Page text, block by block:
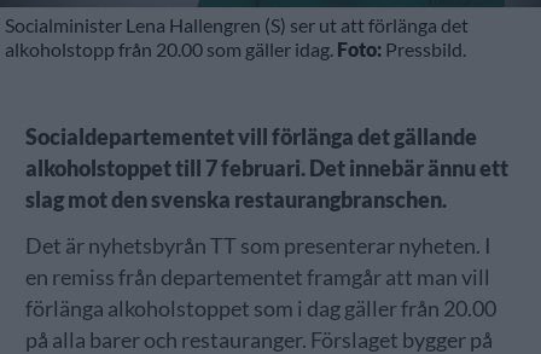
Socialminister Lena Hallengren (S) ser ut att förlänga det
alkoholstopp från 20.00 som gäller idag. Foto: Pressbild.
Socialdepartementet vill förlänga det gällande
alkoholstoppet till 7 februari. Det innebär ännu ett
slag mot den svenska restaurangbranschen.
Det är nyhetsbyrån TT som presenterar nyheten. I
en remiss från departementet framgår att man vill
förlänga alkoholstoppet som i dag gäller från 20.00
på alla barer och restauranger. Förslaget bygger på